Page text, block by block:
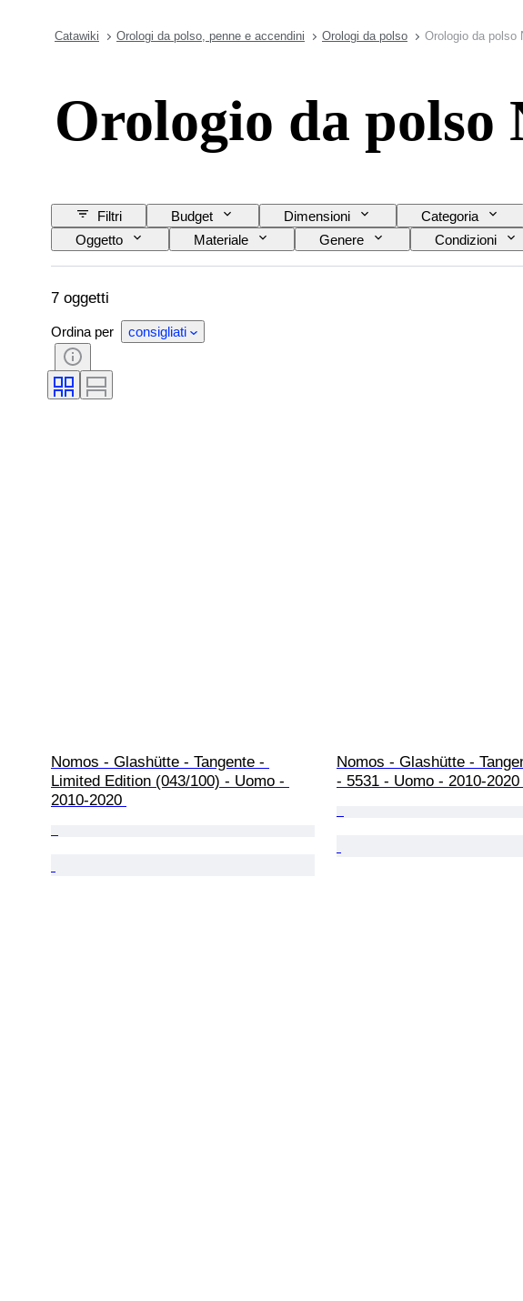
Catawiki Orologi da polso, penne e accendini Orologi da polso Orologio da polso
Orologio da polso
Filtri Budget Dimensioni Categoria
Oggetto
Materiale Genere Condizioni
Lunghezza del cinturino dell’orologio
Materiale del cinturino
7 oggetti
Ordina per consigliati
Nomos - Glashütte - Tangente -
Limited Edition (043/100) - Uomo -
2010-2020
Nomos - Glashütte -
- 5531 - Uomo - 2010-2020